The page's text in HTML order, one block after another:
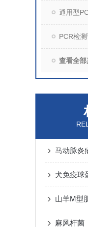
通用型
PCR检
查看全部